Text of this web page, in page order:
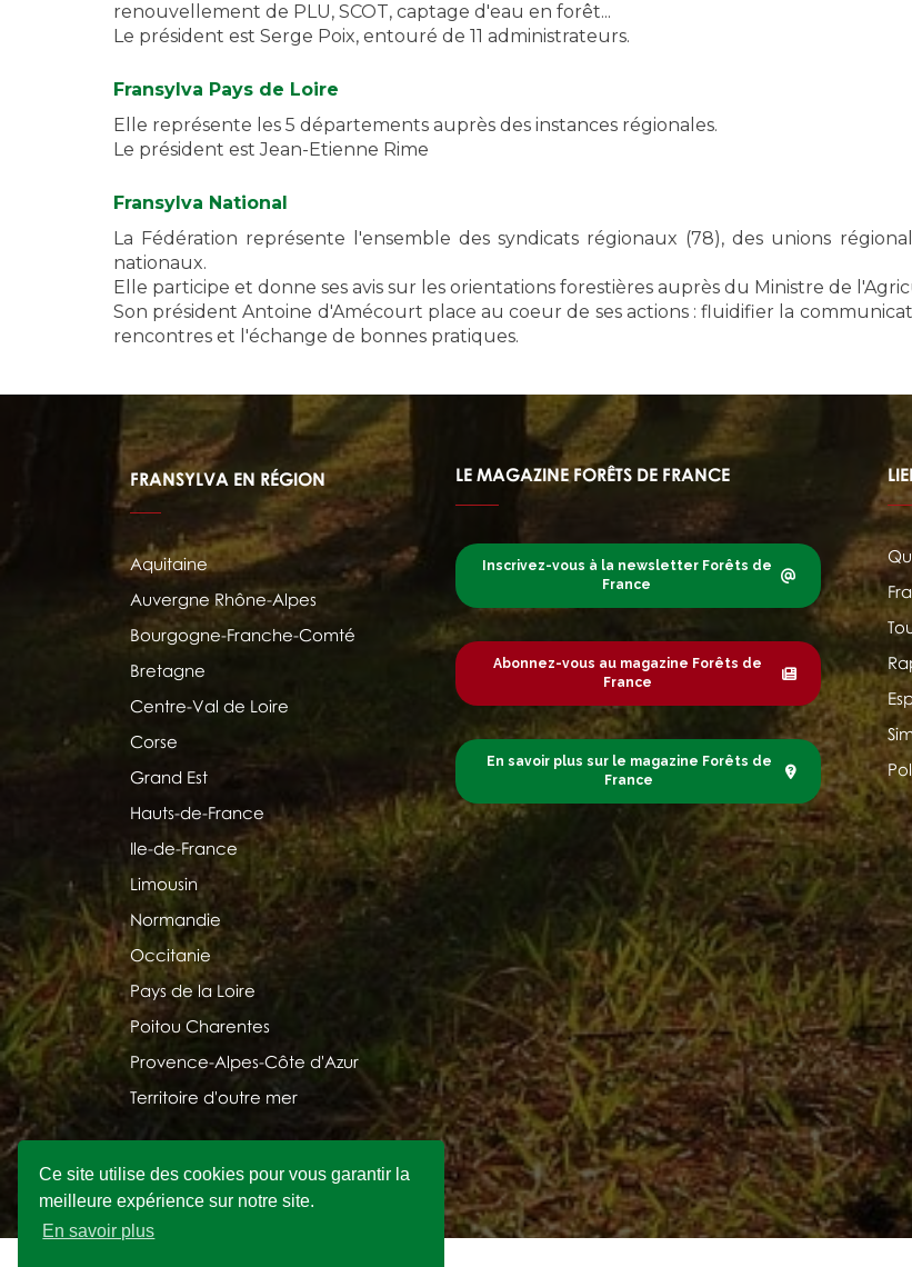
Ce site utilise des cookies pour vous garantir la
meilleure expérience sur notre site.
En savoir plus
renouvellement de PLU, SCOT, captage d'eau en forêt...
Le président est Serge Poix, entouré de 11 administrateurs.
Fransylva Pays de Loire
Elle représente les 5 départements auprès des instances régionales.
Le président est Jean-Etienne Rime
Fransylva National
La Fédération représente l'ensemble des syndicats régionaux (78), des unions
nationaux.
Elle participe et donne ses avis sur les orientations forestières auprès du Ministre de
Son président Antoine d'Amécourt place au coeur de ses actions : fluidifier la
rencontres et l'échange de bonnes pratiques.
FRANSYLVA EN RÉGION
Aquitaine
Auvergne Rhône-Alpes
Bourgogne-Franche-Comté
Bretagne
Centre-Val de Loire
Corse
Grand Est
Hauts-de-France
Ile-de-France
Limousin
Normandie
Occitanie
Pays de la Loire
Poitou Charentes
Provence-Alpes-Côte d'Azur
Territoire d'outre mer
LE MAGAZINE FORÊTS DE FRANCE
Inscrivez-vous à la newsletter Forêts de
France
Abonnez-vous au magazine Forêts de
France
En savoir plus sur le magazine Forêts de
France